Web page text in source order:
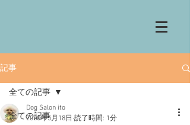
記事
全ての記事
全ての記事
Dog Salon ito
2020年5月18日 読了時間: 1分